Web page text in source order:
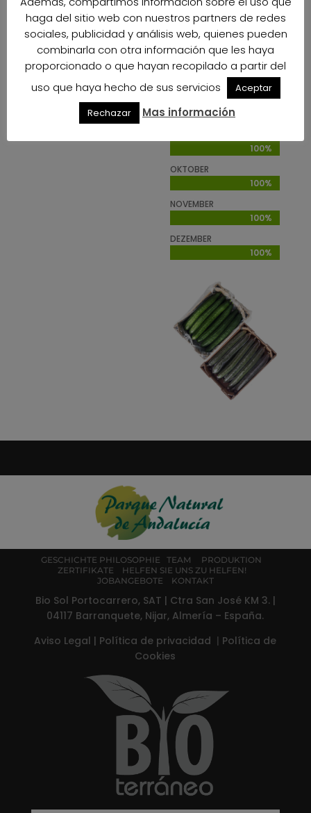
100%
100%
JUNI
JULI
100%
100%
100%
100%
OKTOBER
100%
100%
NOVEMBER
100%
100%
DEZEMBER
100%
100%
GESCHICHTE PHILOSOPHIE TEAM
PRODUKTION
ZERTIFIKATE
HELFEN SIE UNS ZU HELFEN!
JOBANGEBOTE
KONTAKT
Bio Sol Portocarrero, SAT | Ctra San José KM 3. |
04117 Barranquete, Nijar, Almería – España.
Aviso Legal | Política de privacidad | Política de
Cookies
haga del sitio web con nuestros partners de redes
sociales, publicidad y análisis web, quienes pueden
combinarla con otra información que les haya
proporcionado o que hayan recopilado a partir del
uso que haya hecho de sus servicios
Aceptar
Rechazar
Mas información